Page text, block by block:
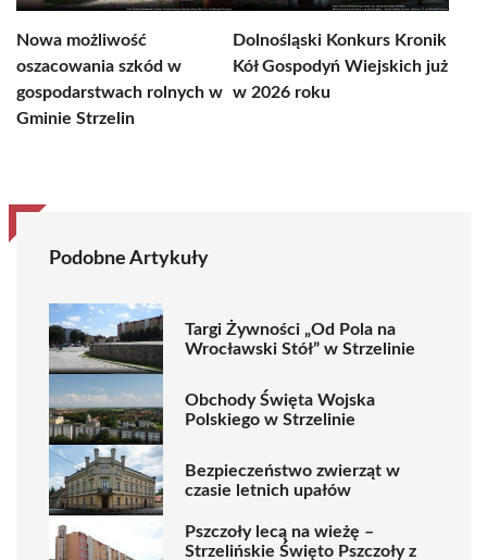
Nowa możliwość
oszacowania szkód w
gospodarstwach rolnych w
Gminie Strzelin
Dolnośląski Konkurs Kronik
Kół Gospodyń Wiejskich już
w 2026 roku
Podobne Artykuły
Targi Żywności „Od Pola na
Wrocławski Stół” w Strzelinie
Obchody Święta Wojska
Polskiego w Strzelinie
Bezpieczeństwo zwierząt w
czasie letnich upałów
Pszczoły lecą na wieżę –
Strzelińskie Święto Pszczoły z